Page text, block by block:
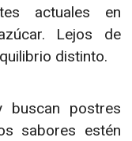
actuales en
Lejos de
distinto.
buscan postres
sabores estén